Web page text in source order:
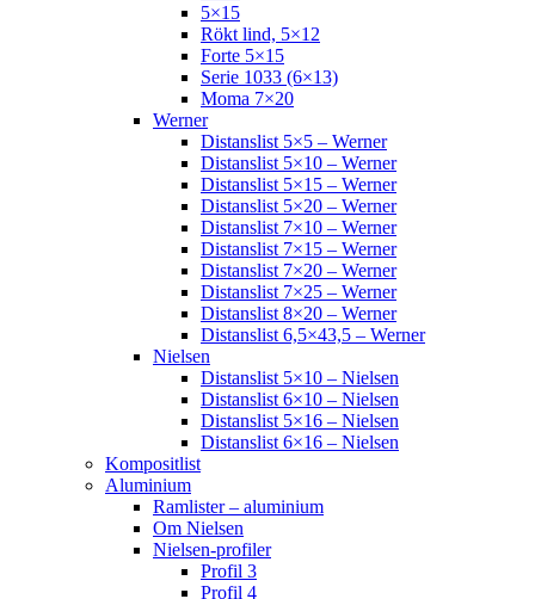
5×15
Rökt lind, 5×12
Forte 5×15
Serie 1033 (6×13)
Moma 7×20
Werner
Distanslist 5×5 – Werner
Distanslist 5×10 – Werner
Distanslist 5×15 – Werner
Distanslist 5×20 – Werner
Distanslist 7×10 – Werner
Distanslist 7×15 – Werner
Distanslist 7×20 – Werner
Distanslist 7×25 – Werner
Distanslist 8×20 – Werner
Distanslist 6,5×43,5 – Werner
Nielsen
Distanslist 5×10 – Nielsen
Distanslist 6×10 – Nielsen
Distanslist 5×16 – Nielsen
Distanslist 6×16 – Nielsen
Kompositlist
Aluminium
Ramlister – aluminium
Om Nielsen
Nielsen-profiler
Profil 3
Profil 4